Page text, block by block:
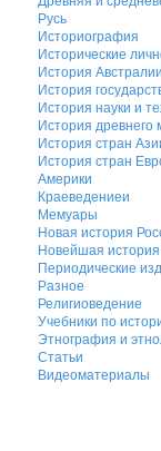
Русь
Историография
Исторические
История
История
История науки и
История древнего
История стран
История стран
Америки
Краеведениеи
Мемуары
Новая история
Новейшая история
Периодические
Разное
Религиоведение
Учебники по
Этнография и
Статьи
Видеоматериалы